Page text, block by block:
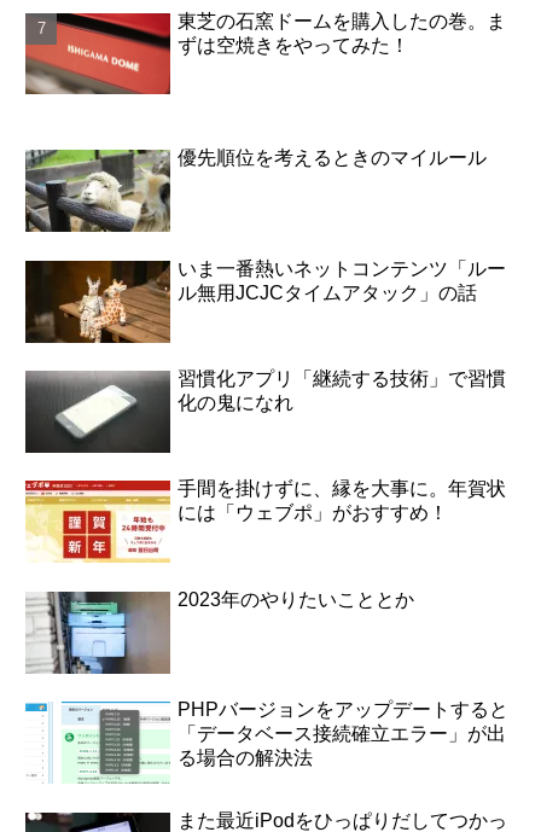
東芝の石窯ドームを購入したの巻。ま
ずは空焼きをやってみた！
優先順位を考えるときのマイルール
いま一番熱いネットコンテンツ「ルー
ル無用JCJCタイムアタック」の話
習慣化アプリ「継続する技術」で習慣
化の鬼になれ
手間を掛けずに、縁を大事に。年賀状
には「ウェブポ」がおすすめ！
2023年のやりたいこととか
PHPバージョンをアップデートすると
「データベース接続確立エラー」が出
る場合の解決法
また最近iPodをひっぱりだしてつかっ